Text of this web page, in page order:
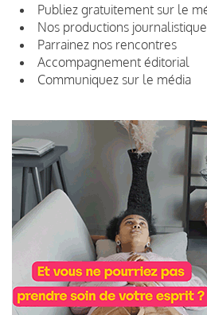
Publiez gratuitement sur le
Nos productions
Parrainez nos rencontres
Accompagnement éditorial
Communiquez sur le média